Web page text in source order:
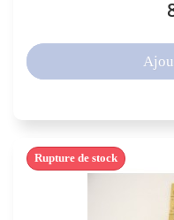
Rupture de stock